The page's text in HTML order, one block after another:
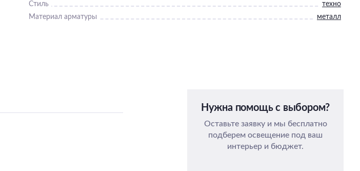
Стиль
техно
Материал арматуры
металл
Нужна помощь с выбором?
Оставьте заявку и мы бесплатно
подберем освещение под ваш
интерьер и бюджет.